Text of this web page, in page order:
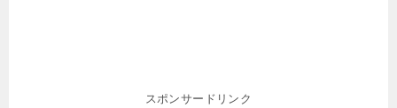
スポンサードリンク